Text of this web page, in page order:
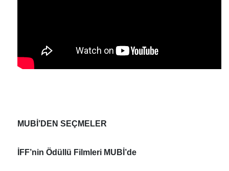
MUBİ’DEN SEÇMELER
İFF’nin Ödüllü Filmleri MUBİ’de